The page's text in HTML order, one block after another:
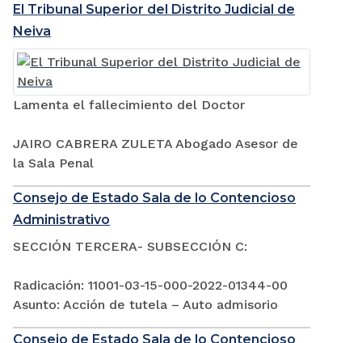
El Tribunal Superior del Distrito Judicial de
Neiva
Lamenta el fallecimiento del Doctor
JAIRO CABRERA ZULETA Abogado Asesor de
la Sala Penal
Consejo de Estado Sala de lo Contencioso
Administrativo
SECCIÓN TERCERA- SUBSECCIÓN C:
Radicación: 11001-03-15-000-2022-01344-00
Asunto: Acción de tutela – Auto admisorio
Consejo de Estado Sala de lo Contencioso